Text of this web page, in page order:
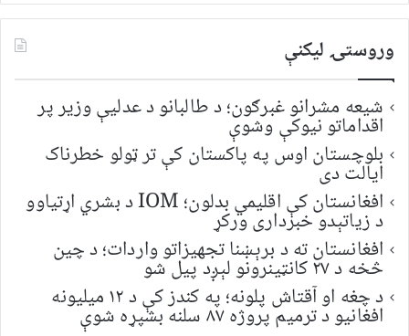
وروستۍ ليکنې
شیعه مشرانو غبرګون؛ د طالبانو د عدلیې وزیر پر
اقداماتو نیوکې وشوې
بلوچستان اوس په پاکستان کې تر ټولو خطرناک
ایالت دی
افغانستان کې اقلیمي بدلون؛ IOM د بشري اړتیاوو
د زیاتېدو خبرداری ورکړ
افغانستان ته د برېښنا تجهیزاتو واردات؛ د چین
څخه د ۲۷ کانټینرونو لېږد پیل شو
د چغه او آقتاش پلونه؛ په کندز کې د ۱۲ میلیونه
افغانیو د ترمیم پروژه ۸۷ سلنه بشپړه شوې